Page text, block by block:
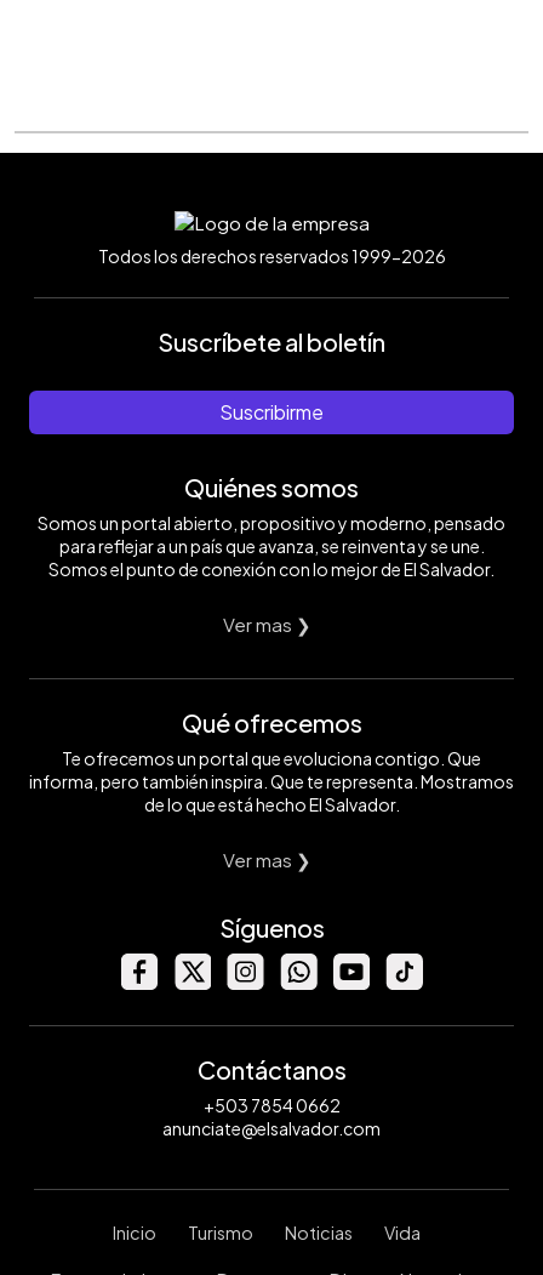
Todos los derechos reservados 1999-2026
Suscríbete al boletín
Suscribirme
Quiénes somos
Somos un portal abierto, propositivo y moderno, pensado
para reflejar a un país que avanza, se reinventa y se une.
Somos el punto de conexión con lo mejor de El Salvador.
Ver mas ❯
Qué ofrecemos
Te ofrecemos un portal que evoluciona contigo. Que
informa, pero también inspira. Que te representa. Mostramos
de lo que está hecho El Salvador.
Ver mas ❯
Síguenos
Contáctanos
+503 7854 0662
anunciate@elsalvador.com
Inicio Turismo Noticias Vida